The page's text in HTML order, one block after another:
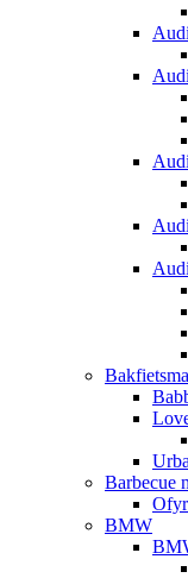
Barbecue
Ofyr
BMW